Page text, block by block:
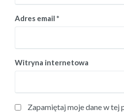
Adres email *
Witryna internetowa
Zapamiętaj moje dane w tej